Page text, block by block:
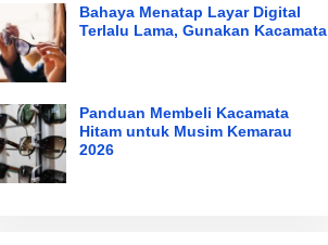
Bahaya Menatap Layar Digital
Terlalu Lama, Gunakan Kacamata
Panduan Membeli Kacamata
Hitam untuk Musim Kemarau
2026